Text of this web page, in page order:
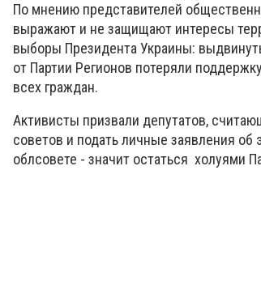
По мнению представителей
выражают и не защищают интересы
выборы Президента Украины:
от Партии Регионов потеряли
всех граждан.
Активисты призвали депутатов,
советов и подать личные заявления об
облсовете - значит остаться холуями